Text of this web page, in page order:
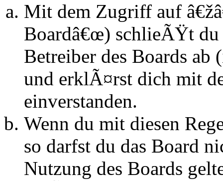
Mit dem Zugriff auf
Boardâ€œ) schlieÃŸt du
Betreiber des Boards
und erklÃ¤rst dich mit
einverstanden.
Wenn du mit diesen
so darfst du das Board
Nutzung des Boards